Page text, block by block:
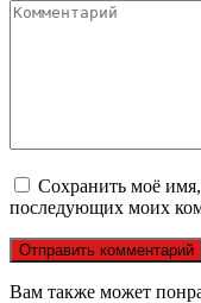
Сохранить моё имя,
последующих моих
Вам также может